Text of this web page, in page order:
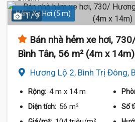
Hẻm Xe Hơi (5 m)
1 / 9
Bán nhà hẻm xe hơi,
Bình Tân, 56 m² (4m x 14m)
Hương Lộ 2, Bình Trị Đông,
Rộng: 4 m x 14 m
Diện tích: 56 m² Số